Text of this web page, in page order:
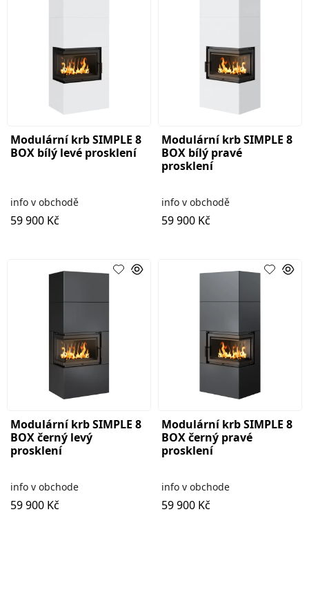
Modulární krb SIMPLE 8
BOX bílý levé prosklení
info v obchodě
59 900 Kč
Modulární krb SIMPLE 8
BOX bílý pravé
prosklení
info v obchodě
59 900 Kč
Modulární krb SIMPLE 8
BOX černý levý
prosklení
info v obchode
59 900 Kč
Modulární krb SIMPLE 8
BOX černý pravé
prosklení
info v obchode
59 900 Kč